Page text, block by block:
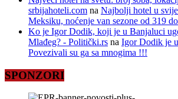
srbijahoteli.com na Najbolji hotel u
Meksiku, noćenje van sezone od 319
Ko je Igor Dodik, koji je u Banjaluci
Mlađeg? - Politički.rs na Igor Dodik je
Povezivali su ga sa mnogima !!!
SPONZORI